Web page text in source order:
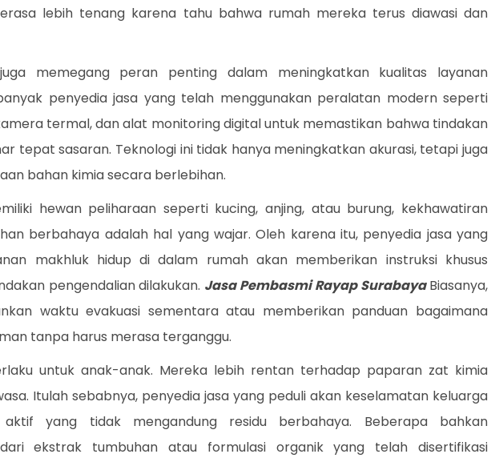
lebih tenang karena tahu bahwa rumah mereka terus diawasi dan
memegang peran penting dalam meningkatkan kualitas layanan
penyedia jasa yang telah menggunakan peralatan modern seperti
termal, dan alat monitoring digital untuk memastikan bahwa tindakan
tepat sasaran. Teknologi ini tidak hanya meningkatkan akurasi, tetapi juga
bahan kimia secara berlebihan.
hewan peliharaan seperti kucing, anjing, atau burung, kekhawatiran
berbahaya adalah hal yang wajar. Oleh karena itu, penyedia jasa yang
makhluk hidup di dalam rumah akan memberikan instruksi khusus
pengendalian dilakukan. Jasa Pembasmi Rayap Surabaya Biasanya,
waktu evakuasi sementara atau memberikan panduan bagaimana
tanpa harus merasa terganggu.
untuk anak-anak. Mereka lebih rentan terhadap paparan zat kimia
Itulah sebabnya, penyedia jasa yang peduli akan keselamatan keluarga
yang tidak mengandung residu berbahaya. Beberapa bahkan
ekstrak tumbuhan atau formulasi organik yang telah disertifikasi